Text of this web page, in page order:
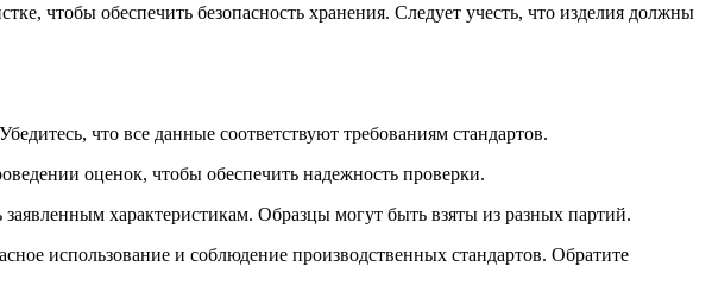
чтобы обеспечить безопасность хранения. Следует учесть, что изделия должны
что все данные соответствуют требованиям стандартов.
оценок, чтобы обеспечить надежность проверки.
характеристикам. Образцы могут быть взяты из разных партий.
использование и соблюдение производственных стандартов. Обратите